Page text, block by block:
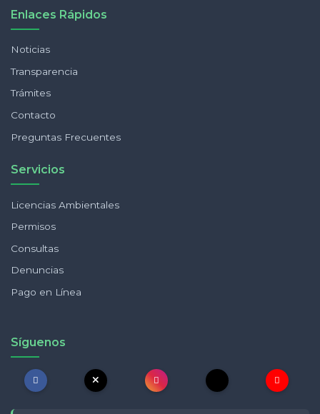
Enlaces Rápidos
Noticias
Transparencia
Trámites
Contacto
Preguntas Frecuentes
Servicios
Licencias Ambientales
Permisos
Consultas
Denuncias
Pago en Línea
Síguenos